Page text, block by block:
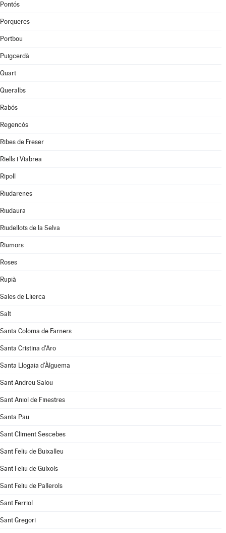
Pontós
Porqueres
Portbou
Puigcerdà
Quart
Queralbs
Rabós
Regencós
Ribes de Freser
Riells i Viabrea
Ripoll
Riudarenes
Riudaura
Riudellots de la Selva
Riumors
Roses
Rupià
Sales de Llierca
Salt
Santa Coloma de Farners
Santa Cristina d'Aro
Santa Llogaia d'Àlguema
Sant Andreu Salou
Sant Aniol de Finestres
Santa Pau
Sant Climent Sescebes
Sant Feliu de Buixalleu
Sant Feliu de Guíxols
Sant Feliu de Pallerols
Sant Ferriol
Sant Gregori